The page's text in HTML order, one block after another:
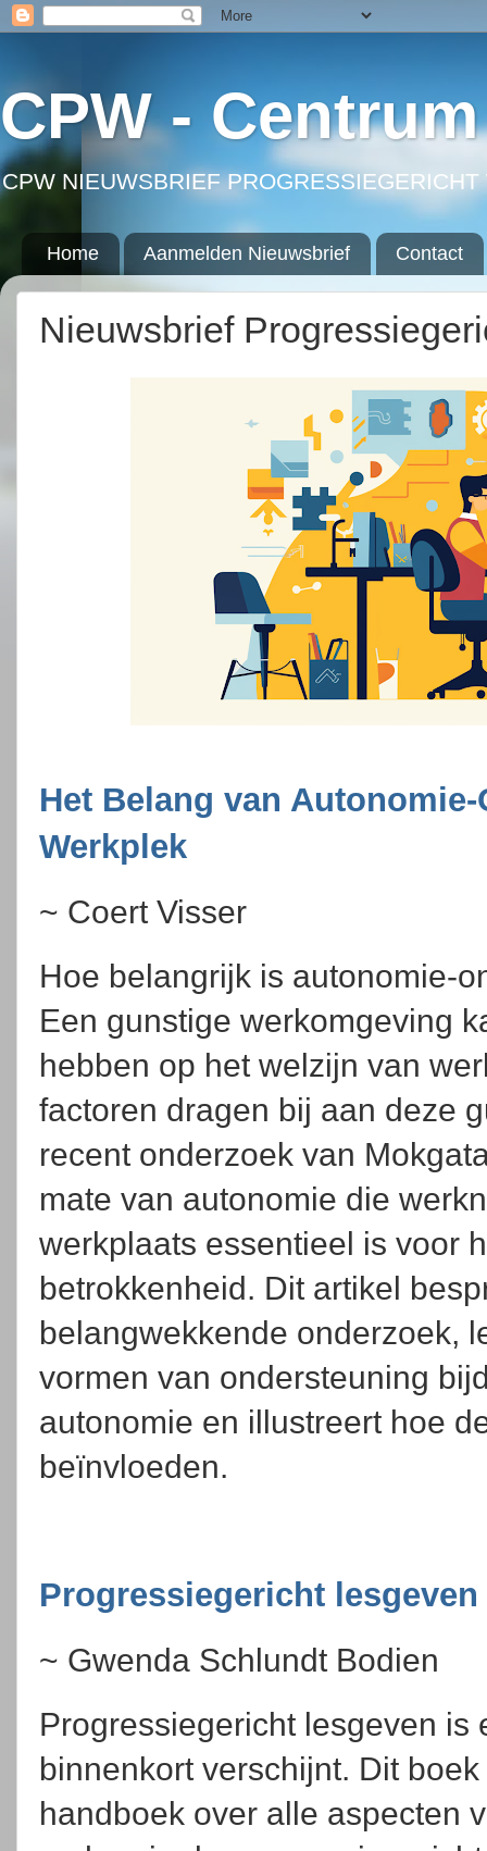
CPW -
CPW NIEUWSBRIEF
Home Aanmelden Nieuwsbrief Contact
Nieuwsbrief
Het Belang van
Werkplek
~ Coert Visser
Hoe belangrijk is autonomie-
Een gunstige werkomgeving
hebben op het welzijn van
factoren dragen bij aan deze
recent onderzoek van
mate van autonomie die
werkplaats essentieel is voor
betrokkenheid. Dit artikel
belangwekkende onderzoek,
vormen van ondersteuning
autonomie en illustreert hoe
beïnvloeden.
Progressiegericht lesgeven
~ Gwenda Schlundt Bodien
Progressiegericht lesgeven is
binnenkort verschijnt. Dit
handboek over alle aspecten